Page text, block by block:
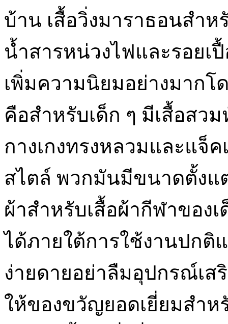
บ้าน เสื้อวิ่งมาราธอนสำ
น้ำสารหน่วงไฟและรอย
เพิ่มความนิยมอย่างมากโ
คือสำหรับเด็ก ๆ มีเสื้อสว
กางเกงทรงหลวมและแจ็
สไตล์ พวกมันมีขนาดตั้งแ
ผ้าสำหรับเสื้อผ้ากีฬาของ
ได้ภายใต้การใช้งานปกติ
ง่ายดายอย่าลืมอุปกรณ์เ
ให้ของขวัญยอดเยี่ยมสำ